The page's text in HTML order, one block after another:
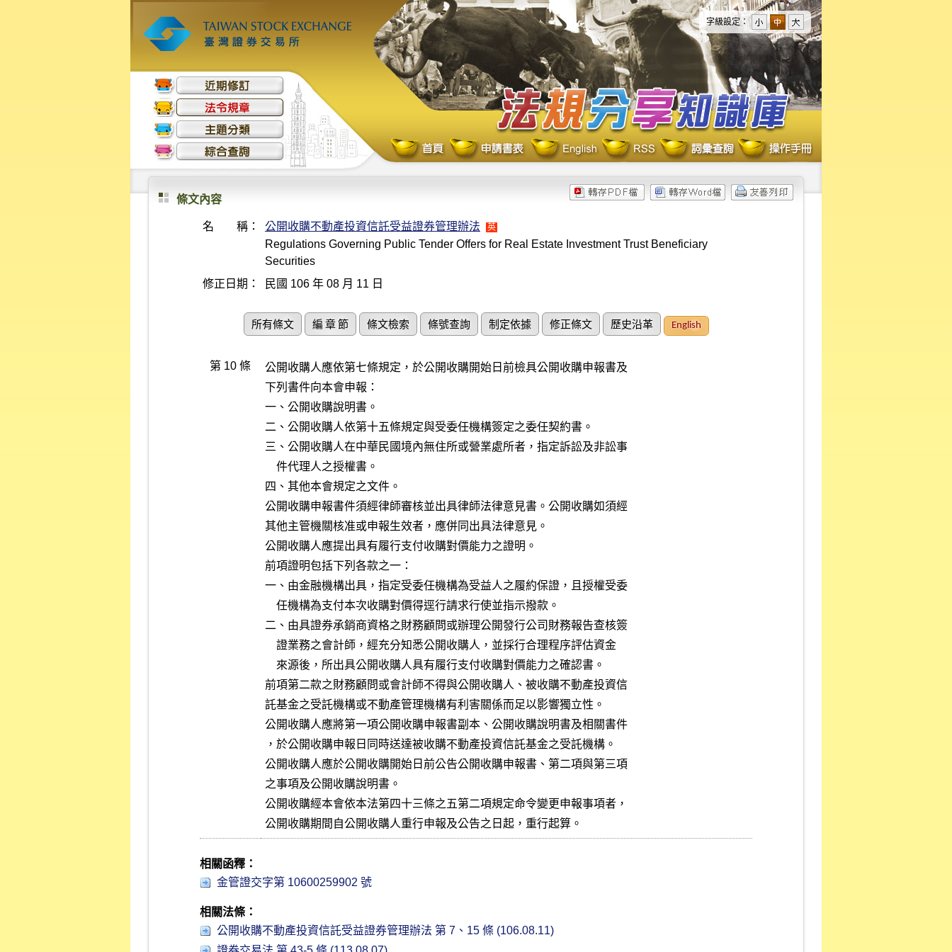
字級設定：
條文內容
名 稱： 公開收購不動產投資信託受益證券管理辦法 英
Regulations Governing Public Tender Offers for Real Estate Investment Trust Beneficiary
Securities
修正日期：
民國 106 年 08 月 11 日
所有條文 編 章 節 條文檢索 條號查詢 制定依據 修正條文 歷史沿革 English
第 10 條
公開收購人應依第七條規定，於公開收購開始日前檢具公開收購申報書及
下列書件向本會申報：
一、公開收購說明書。
二、公開收購人依第十五條規定與受委任機構簽定之委任契約書。
三、公開收購人在中華民國境內無住所或營業處所者，指定訴訟及非訟事
四、其他本會規定之文件。
公開收購申報書件須經律師審核並出具律師法律意見書。公開收購如須經
其他主管機關核准或申報生效者，應併同出具法律意見。
公開收購人應提出具有履行支付收購對價能力之證明。
前項證明包括下列各款之一：
一、由金融機構出具，指定受委任機構為受益人之履約保證，且授權受委
二、由具證券承銷商資格之財務顧問或辦理公開發行公司財務報告查核簽
前項第二款之財務顧問或會計師不得與公開收購人、被收購不動產投資信
託基金之受託機構或不動產管理機構有利害關係而足以影響獨立性。
公開收購人應將第一項公開收購申報書副本、公開收購說明書及相關書件
，於公開收購申報日同時送達被收購不動產投資信託基金之受託機構。
公開收購人應於公開收購開始日前公告公開收購申報書、第二項與第三項
之事項及公開收購說明書。
公開收購經本會依本法第四十三條之五第二項規定命令變更申報事項者，
公開收購期間自公開收購人重行申報及公告之日起，重行起算。
相關函釋：
金管證交字第 10600259902 號
相關法條：
公開收購不動產投資信託受益證券管理辦法 第 7、15 條 (106.08.11)